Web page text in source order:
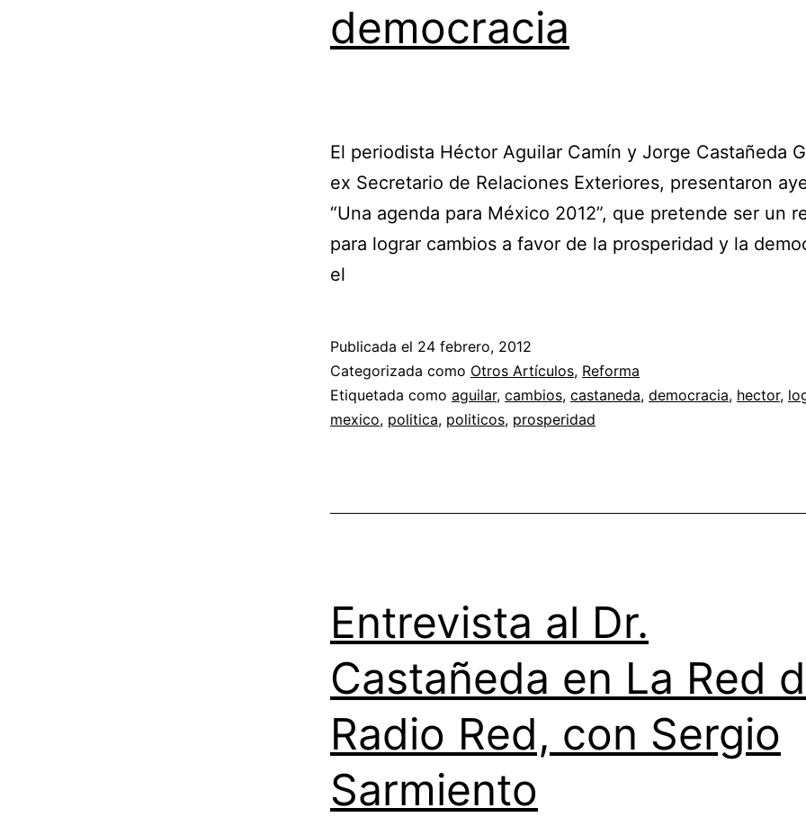
democracia
El periodista Héctor Aguilar Camín y Jorge Castañeda
ex Secretario de Relaciones Exteriores, presentaron
“Una agenda para México 2012”, que pretende ser un
para lograr cambios a favor de la prosperidad y la
el
Publicada el 24 febrero, 2012
Categorizada como Otros Artículos, Reforma
Etiquetada como aguilar, cambios, castaneda, democracia, hector,
mexico, politica, politicos, prosperidad
Entrevista al Dr.
Castañeda en La Red
Radio Red, con Sergio
Sarmiento